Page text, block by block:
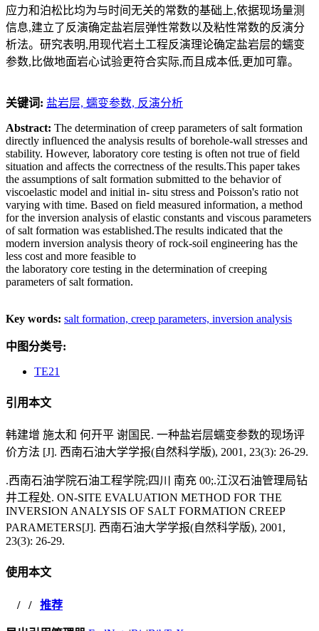
应力和泊松比均为与时间无关的常数的基础上,依据现场量测
信息,建立了反演确定盐岩层弹性常数以及粘性常数的反演分
析法。研究表明,用现代岩土工程反演理论确定盐岩层的蠕变
参数,比做地面岩心试验更符合实际,而且成本低,更加可靠。
关键词: 盐岩层, 蠕变参数, 反演分析
Abstract: The determination of creep parameters of salt formation
directly influenced the analysis results of borehole-wall stresses and
stability. However, laboratory core testing is often not true of field
situation and affects the correctness of the results.This paper takes
the assumptions of salt formation submitted to the behavior of
viscoelastic model and initial in- situ stress and Poisson's ratio not
varying with time. Based on field measured information, a method
for the inversion analysis of elastic constants and viscous parameters
of salt formation was established.The results indicated that the
modern inversion analysis theory of rock-soil engineering has the
less cost and more feasible to
the laboratory core testing in the determination of creeping
parameters of salt formation.
Key words: salt formation, creep parameters, inversion analysis
中图分类号:
TE21
引用本文
韩建增 施太和 何开平 谢国民. 一种盐岩层蠕变参数的现场评
价方法 [J]. 西南石油大学学报(自然科学版), 2001, 23(3): 26-29.
.西南石油学院石油工程学院;四川 南充 00;.江汉石油管理局钻
井工程处. ON-SITE EVALUATION METHOD FOR THE
INVERSION ANALYSIS OF SALT FORMATION CREEP
PARAMETERS[J]. 西南石油大学学报(自然科学版), 2001,
23(3): 26-29.
使用本文
/ / 推荐